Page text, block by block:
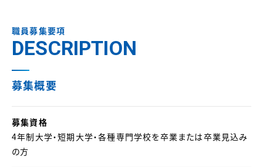
職員募集要項
DESCRIPTION
募集概要
募集資格
4年制大学・短期大学・各種専門学校を卒業または卒業見込み
の方